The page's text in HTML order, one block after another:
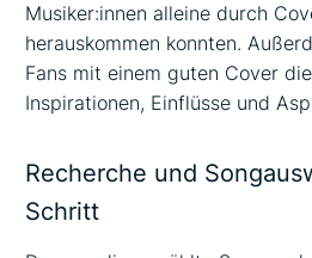
Musiker:innen alleine durch
herauskommen konnten.
Fans mit einem guten Cover
Inspirationen, Einflüsse und
Recherche und
Schritt